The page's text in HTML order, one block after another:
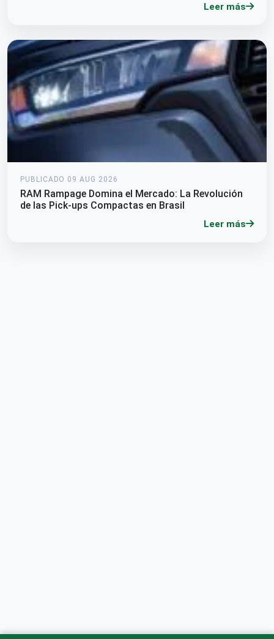
Leer más
PUBLICADO 09 AUG 2026
RAM Rampage Domina el Mercado: La Revolución
de las Pick-ups Compactas en Brasil
Leer más